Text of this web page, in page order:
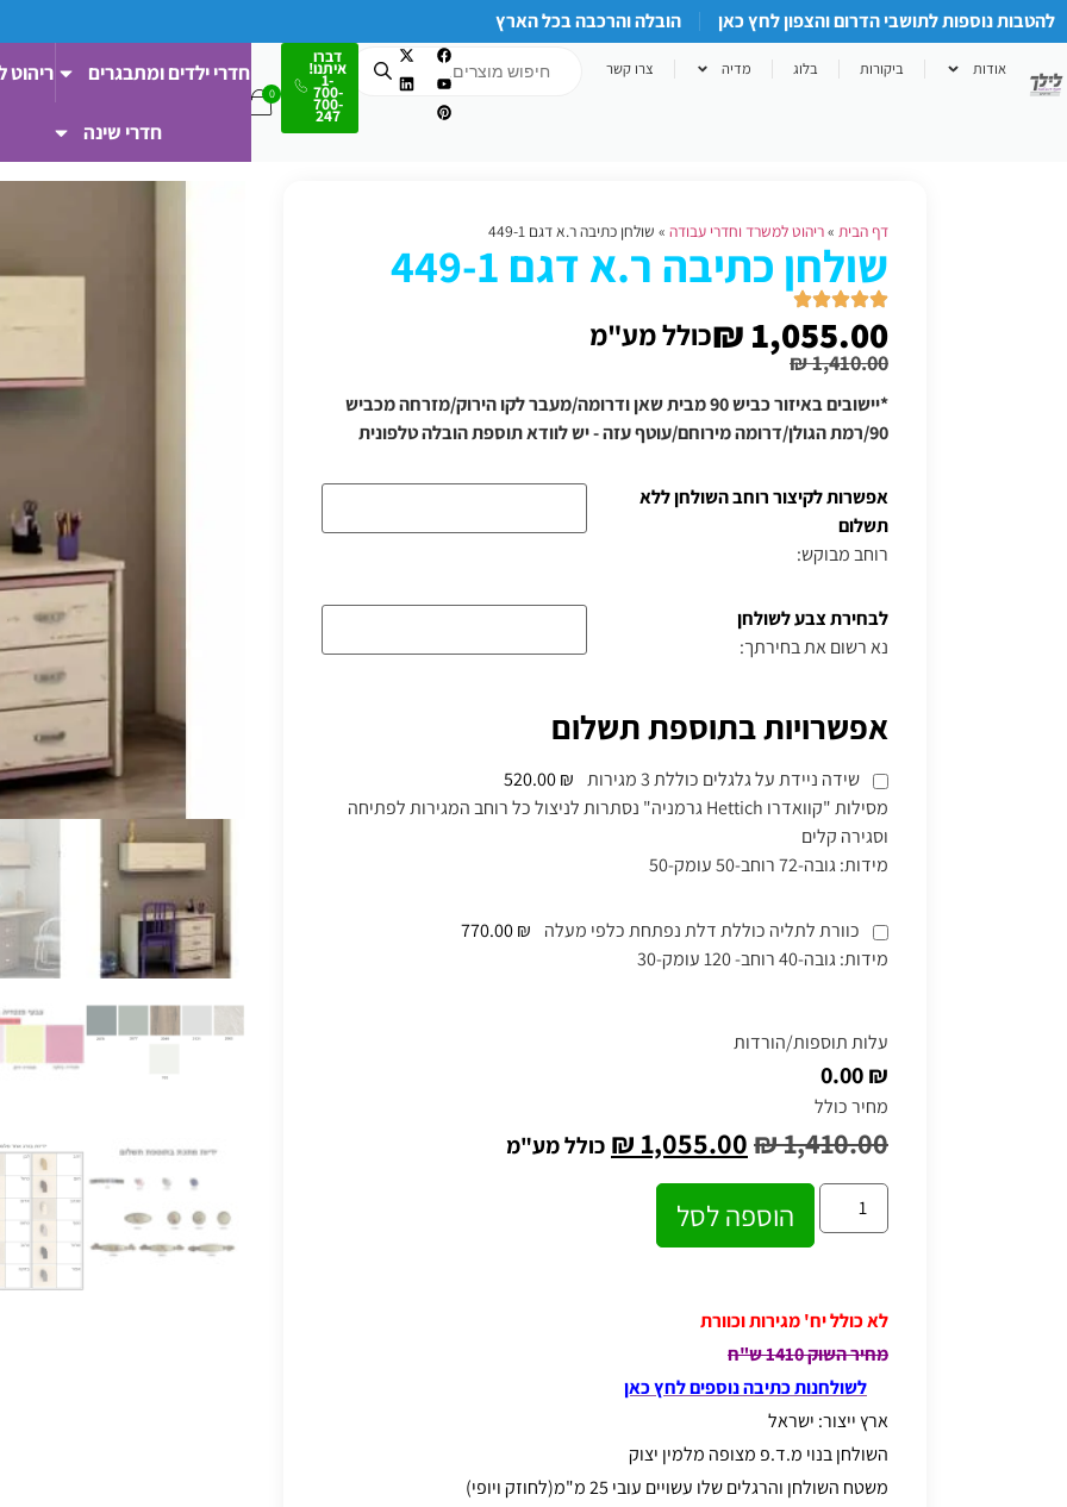
להטבות נוספות לתושבי הדרום והצפון לחץ כאן הובלה והרכבה בכל הארץ
אודות ביקורות בלוג מדיה צרו קשר
דברו
איתנו!
1-
700-
700-
247
חדרי ילדים ומתבגרים ריהוט
חדרי שינה
דף הבית »ריהוט למשרד וחדרי עבודה » שולחן כתיבה ר.א דגם 449-1
שולחן כתיבה ר.א דגם 449-1
₪1,410.00
₪ 1,055.00 כולל מע"מ
*יישובים באיזור כביש 90 מבית שאן ודרומה/מעבר לקו הירוק/מזרחה מכביש
90/רמת הגולן/דרומה מירוחם/עוטף עזה - יש לוודא תוספת הובלה טלפונית
אפשרות לקיצור רוחב השולחן ללא
תשלום
רוחב מבוקש:
לבחירת צבע לשולחן
נא רשום את בחירתך:
אפשרויות בתוספת תשלום
שידה ניידת על גלגלים כוללת 3 מגירות
₪ 520.00
מסילות "קוואדרו Hettich גרמניה" נסתרות לניצול כל רוחב המגירות לפתיחה
וסגירה קלים
מידות: גובה-72 רוחב-50 עומק-50
כוורת לתליה כוללת דלת נפתחת כלפי מעלה
₪ 770.00
מידות: גובה-40 רוחב- 120 עומק-30
עלות תוספות/הורדות
₪ 0.00
מחיר כולל
₪1,410.00
₪ 1,055.00 כולל מע"מ
הוספה לסל
לא כולל יח' מגירות וכוורת
מחיר השוק 1410 ש"ח
לשולחנות כתיבה נוספים לחץ כאן
ארץ ייצור: ישראל
השולחן בנוי מ.ד.פ מצופה מלמין יצוק
משטח השולחן והרגלים שלו עשויים עובי 25 מ"מ(לחוזק ויופי)